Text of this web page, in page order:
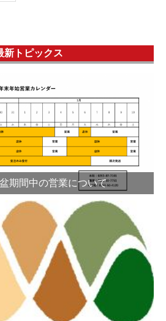
新トピックス
期間中の営業について